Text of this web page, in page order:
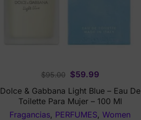
$95.00
Original
price
was:
$95.00.
$59.99Current
price
is:
$59.99.
Dolce & Gabbana Light Blue – Eau De
Toilette Para Mujer – 100 Ml
Fragancias, PERFUMES, Women